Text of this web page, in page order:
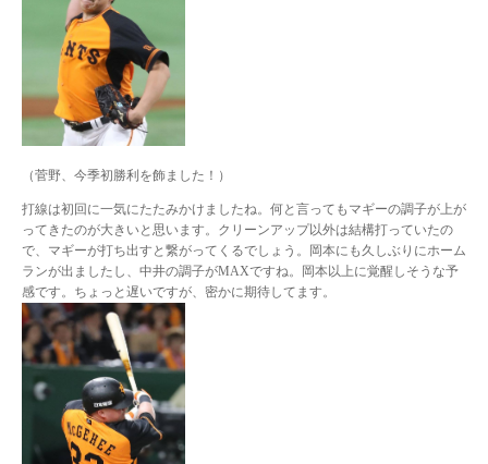
（菅野、今季初勝利を飾ました！）
打線は初回に一気にたたみかけましたね。何と言ってもマギーの調子が上が
ってきたのが大きいと思います。クリーンアップ以外は結構打っていたの
で、マギーが打ち出すと繋がってくるでしょう。岡本にも久しぶりにホーム
ランが出ましたし、中井の調子がMAXですね。岡本以上に覚醒しそうな予
感です。ちょっと遅いですが、密かに期待してます。